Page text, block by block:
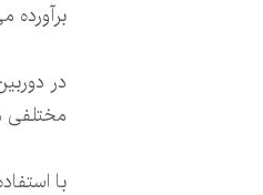
برآورده
در
مختلفی
با